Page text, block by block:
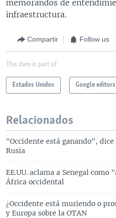
memorandos de
infraestructura.
Compartir Follow us
This item is part of
Estados Unidos Google
Relacionados
"Occidente está ganando",
Rusia
EE.UU. aclama a Senegal
África occidental
¿Occidente está muriendo o
y Europa sobre la OTAN